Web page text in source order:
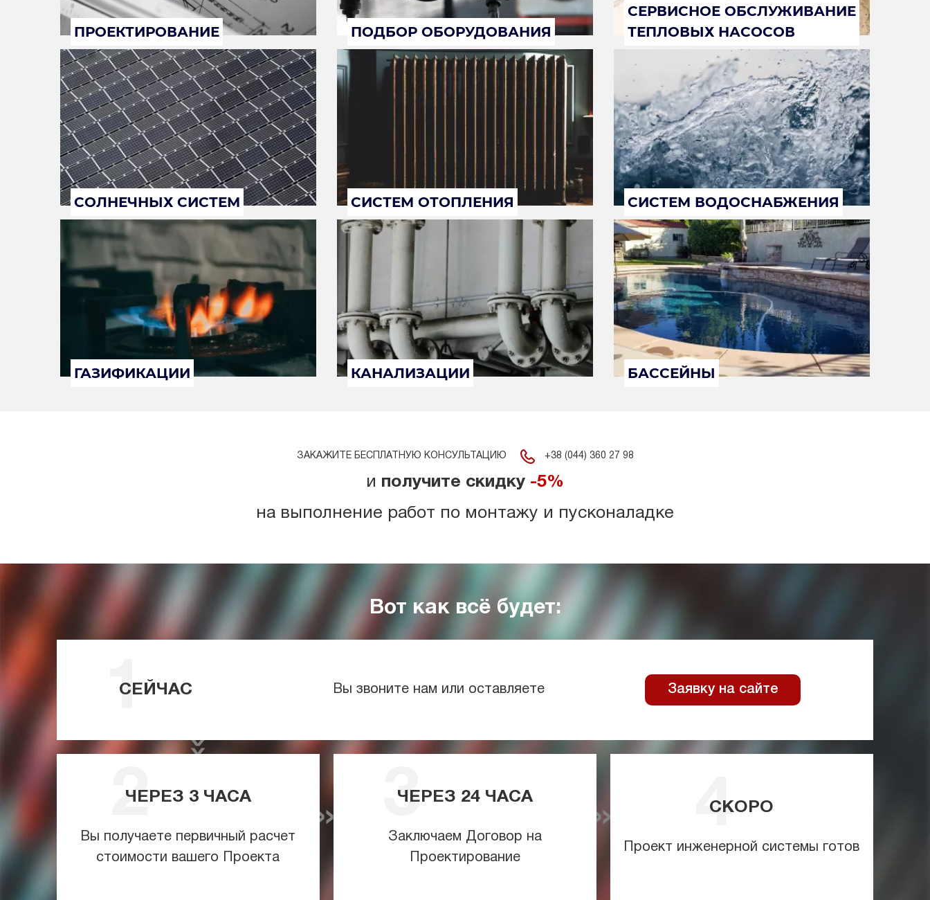
ПРОЕКТИРОВАНИЕ ПОДБОР ОБОРУДОВАНИЯ
СЕРВИСНОЕ ОБСЛУЖИВАНИЕ
ТЕПЛОВЫХ НАСОСОВ
СОЛНЕЧНЫХ СИСТЕМ СИСТЕМ ОТОПЛЕНИЯ СИСТЕМ ВОДОСНАБЖЕНИЯ
ГАЗИФИКАЦИИ КАНАЛИЗАЦИИ БАССЕЙНЫ
ЗАКАЖИТЕ БЕСПЛАТНУЮ КОНСУЛЬТАЦИЮ +38 (044) 360 27 98
и получите скидку -5%
на выполнение работ по монтажу и пусконаладке
Вот как всё будет:
СЕЙЧАС Вы звоните нам или оставляете Заявку на сайте
ЧЕРЕЗ 3ЧАСА
Вы получаете первичный расчет
стоимости вашего Проекта
ЧЕРЕЗ 24ЧАСА
Заключаем Договор на
Проектирование
СКОРО
Проект инженерной системы готов